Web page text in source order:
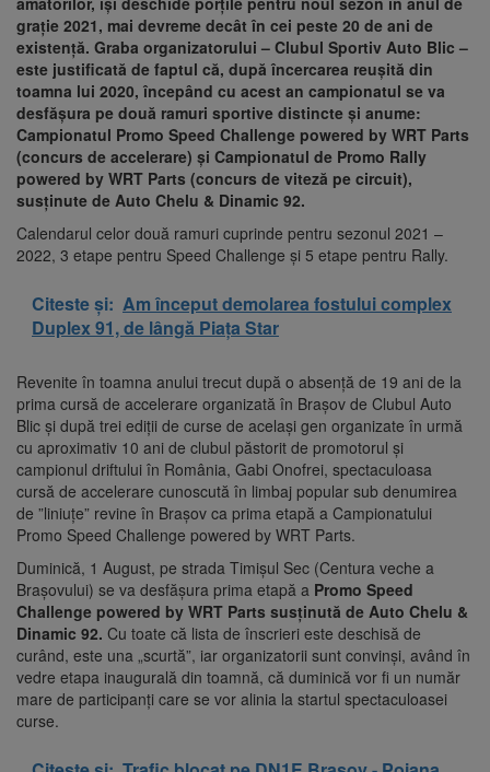
grație 2021, mai devreme decât în cei peste 20 de ani de
existență. Graba organizatorului – Clubul Sportiv Auto Blic –
este justificată de faptul că, după încercarea reușită din
toamna lui 2020, începând cu acest an campionatul se va
desfășura pe două ramuri sportive distincte și anume:
Campionatul Promo Speed Challenge powered by WRT Parts
(concurs de accelerare) și Campionatul de Promo Rally
powered by WRT Parts (concurs de viteză pe circuit),
susținute de Auto Chelu & Dinamic 92.
Calendarul celor două ramuri cuprinde pentru sezonul 2021 –
2022, 3 etape pentru Speed Challenge și 5 etape pentru Rally.
Citeste și: Am început demolarea fostului complex
Duplex 91, de lângă Piața Star
Revenite în toamna anului trecut după o absență de 19 ani de la
prima cursă de accelerare organizată în Brașov de Clubul Auto
Blic și după trei ediții de curse de același gen organizate în urmă
cu aproximativ 10 ani de clubul păstorit de promotorul și
campionul driftului în România, Gabi Onofrei, spectaculoasa
cursă de accelerare cunoscută în limbaj popular sub denumirea
de ”liniuțe” revine în Brașov ca prima etapă a Campionatului
Promo Speed Challenge powered by WRT Parts.
Duminică, 1 August, pe strada Timișul Sec (Centura veche a
Brașovului) se va desfășura prima etapă a Promo Speed
Challenge powered by WRT Parts susținută de Auto Chelu &
Dinamic 92. Cu toate că lista de înscrieri este deschisă de
curând, este una „scurtă”, iar organizatorii sunt convinși, având în
vedre etapa inaugurală din toamnă, că duminică vor fi un număr
mare de participanți care se vor alinia la startul spectaculoasei
curse.